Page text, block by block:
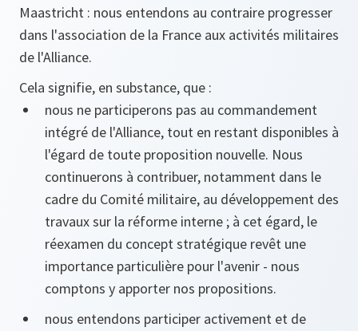
Maastricht : nous entendons au contraire progresser
dans l'association de la France aux activités militaires
de l'Alliance.
Cela signifie, en substance, que :
nous ne participerons pas au commandement
intégré de l'Alliance, tout en restant disponibles à
l'égard de toute proposition nouvelle. Nous
continuerons à contribuer, notamment dans le
cadre du Comité militaire, au développement des
travaux sur la réforme interne ; à cet égard, le
réexamen du concept stratégique revêt une
importance particulière pour l'avenir - nous
comptons y apporter nos propositions.
nous entendons participer activement et de